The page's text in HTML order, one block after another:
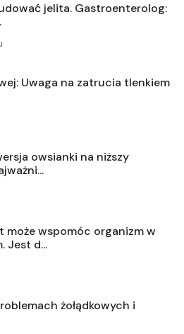
jelita. Gastroenterolog:
Uwaga na zatrucia tlenkiem
owsianki na niższy
może wspomóc organizm w
Jest d...
żołądkowych i